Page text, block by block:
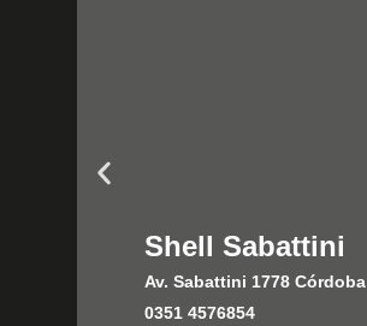
Shell Sabattini
Av. Sabattini 1778 Córdoba
0351 4576854